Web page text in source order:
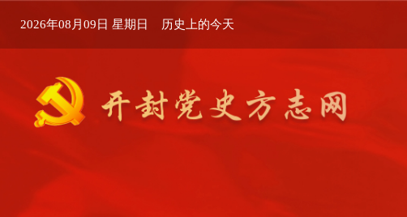
2026年08月09日 星期日 历史上的今天